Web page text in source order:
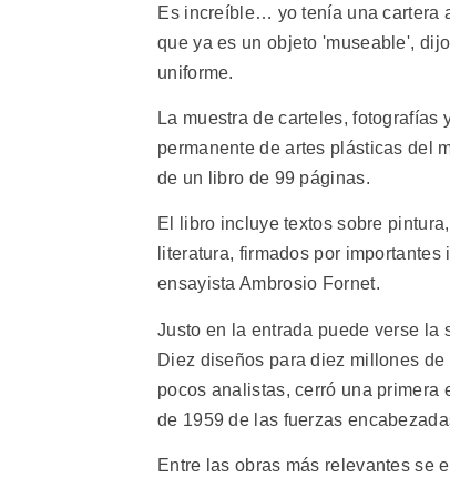
Es increíble… yo tenía una cartera
que ya es un objeto 'museable',
uniforme.
La muestra de carteles,
permanente de artes plásticas del
de un libro de 99 páginas.
El libro incluye textos sobre
literatura, firmados por
ensayista Ambrosio Fornet.
Justo en la entrada puede verse la
Diez diseños para diez millones
pocos analistas, cerró una
de 1959 de las fuerzas
Entre las obras más relevantes se